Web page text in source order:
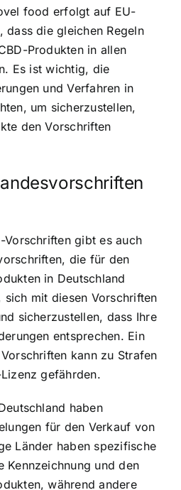
food erfolgt auf EU-
dass die gleichen Regeln
Produkten in allen
Es ist wichtig, die
und Verfahren in
um sicherzustellen,
den Vorschriften
Vorschriften gibt es auch
die für den
in Deutschland
mit diesen Vorschriften
sicherzustellen, dass Ihre
entsprechen. Ein
kann zu Strafen
gefährden.
haben
für den Verkauf von
Länder haben spezifische
Kennzeichnung und den
während andere